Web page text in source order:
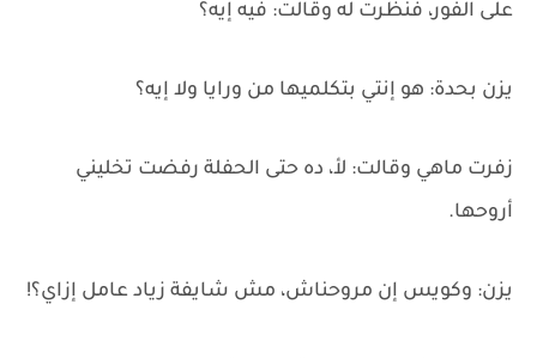
على الفور، فنظرت له وقالت: فيه إيه؟
يزن بحدة: هو إنتي بتكلميها من ورايا ولا إيه؟
زفرت ماهي وقالت: لأ، ده حتى الحفلة رفضت تخليني
أروحها.
يزن: وكويس إن مروحناش، مش شايفة زياد عامل إزاي؟!